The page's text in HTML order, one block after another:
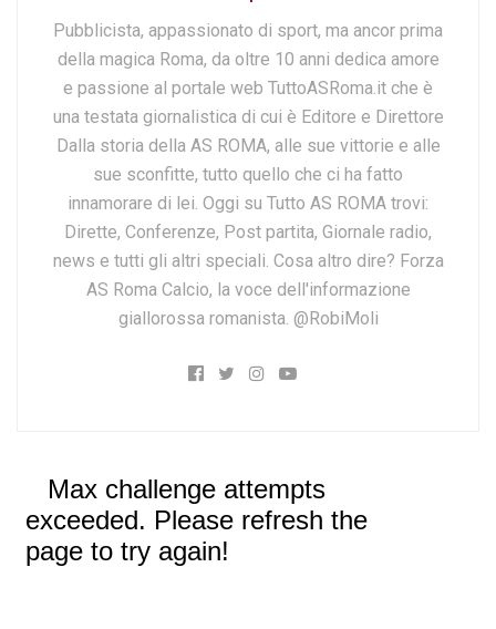
Pubblicista, appassionato di sport, ma ancor prima
della magica Roma, da oltre 10 anni dedica amore
e passione al portale web TuttoASRoma.it che è
una testata giornalistica di cui è Editore e Direttore
Dalla storia della AS ROMA, alle sue vittorie e alle
sue sconfitte, tutto quello che ci ha fatto
innamorare di lei. Oggi su Tutto AS ROMA trovi:
Dirette, Conferenze, Post partita, Giornale radio,
news e tutti gli altri speciali. Cosa altro dire? Forza
AS Roma Calcio, la voce dell'informazione
giallorossa romanista. @RobiMoli